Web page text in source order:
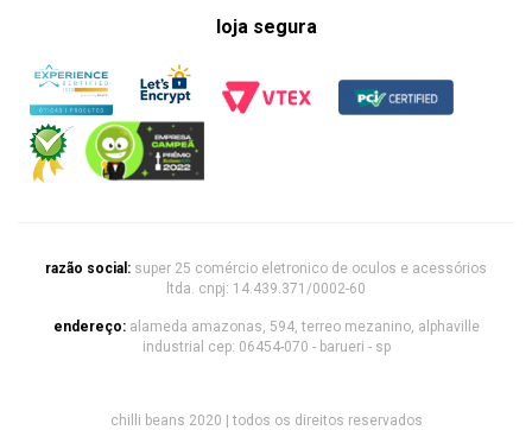
loja segura
razão social: super 25 comércio eletronico de oculos e acessórios
ltda. cnpj: 14.439.371/0002-60
endereço: alameda amazonas, 594, terreo mezanino, alphaville
industrial cep: 06454-070 - barueri - sp
chilli beans 2020 | todos os direitos reservados